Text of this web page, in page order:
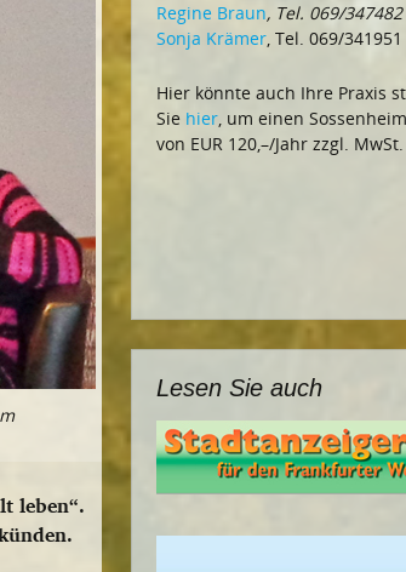
leben“.
Regine Braun, Tel. 069/347482
Sonja Krämer, Tel. 069/341951
Hier könnte auch Ihre Praxis
Sie hier, um einen
von EUR 120,–/Jahr zzgl.
Lesen Sie auch